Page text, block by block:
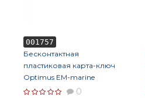
001757
Бесконтактная
пластиковая карта-ключ
Optimus EM-marine
(толстая)
0